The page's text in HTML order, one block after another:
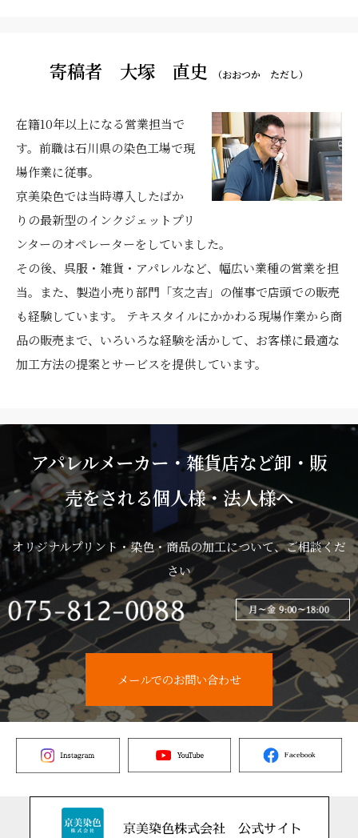
寄稿者 大塚 直史 （おおつか ただし）
在籍10年以上になる営業担当で
す。前職は石川県の染色工場で現
場作業に従事。
京美染色では当時導入したばか
りの最新型のインクジェットプリ
ンターのオペレーターをしていました。
その後、呉服・雑貨・アパレルなど、幅広い業種の営業を担
当。また、製造小売り部門「亥之吉」の催事で店頭での販売
も経験しています。 テキスタイルにかかわる現場作業から商
品の販売まで、いろいろな経験を活かして、お客様に最適な
加工方法の提案とサービスを提供しています。
アパレルメーカー・雑貨店など卸・販
売をされる個人様・法人様へ
オリジナルプリント・染色・商品の加工について、ご相談くだ
さい
メールでのお問い合わせ